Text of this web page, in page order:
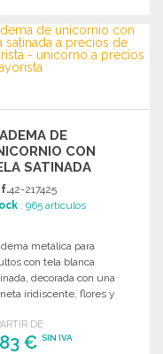
PEDIR
Solicitar un presupuesto
DE
CON
SATINADA
42-217425
: 965 artículos
metálica para
con tela blanca
decorada con una
iridiscente, flores y
DE
€SIN IVA